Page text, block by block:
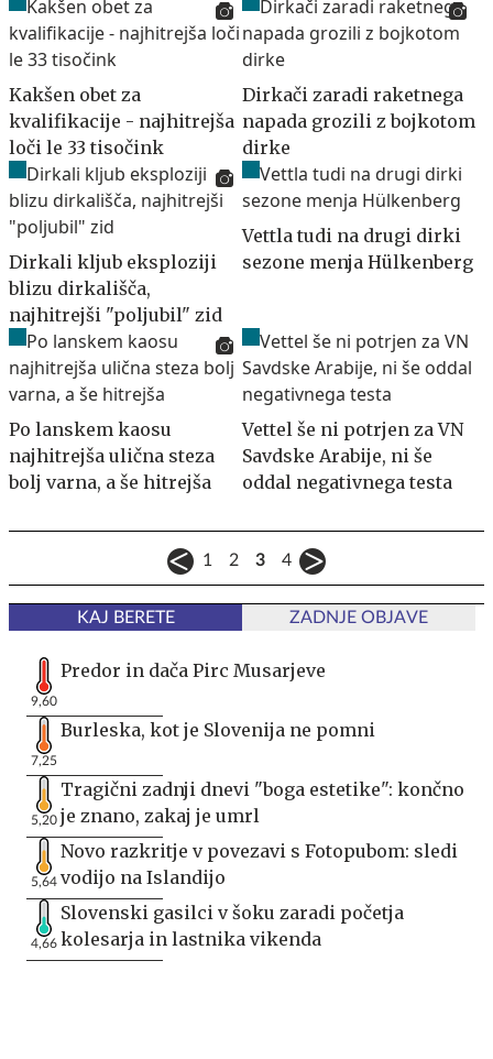
Kakšen obet za
kvalifikacije - najhitrejša
loči le 33 tisočink
Dirkači zaradi raketnega
napada grozili z bojkotom
dirke
Dirkali kljub eksploziji
blizu dirkališča,
najhitrejši "poljubil" zid
Vettla tudi na drugi dirki
sezone menja Hülkenberg
Po lanskem kaosu
najhitrejša ulična steza
bolj varna, a še hitrejša
Vettel še ni potrjen za VN
Savdske Arabije, ni še
oddal negativnega testa
1 2 3 4
KAJ BERETE ZADNJE OBJAVE
9,60
Predor in dača Pirc Musarjeve
7,25
Burleska, kot je Slovenija ne pomni
5,20
Tragični zadnji dnevi "boga estetike": končno
je znano, zakaj je umrl
5,64
Novo razkritje v povezavi s Fotopubom: sledi
vodijo na Islandijo
4,66
Slovenski gasilci v šoku zaradi početja
kolesarja in lastnika vikenda